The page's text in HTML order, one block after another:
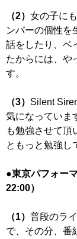
（2） 女の子に
ンバーの個性を
話をしたり、ベ
たからには、や
す。
（3） Silent
気になっていま
も勉強させて頂
ともっと勉強し
●東京パフォー
22:00）
（1） 普段のラ
で、その分、番